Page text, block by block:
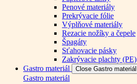
Penové materiály
Prekrývacie fólie
Výplňové materiály
Rezacie nožíky a čepele
Špagáty
Sťahovacie pásky
Zakrývacie plachty (PE)
Gastro materiál
Close Gastro materiál
Gastro materiál